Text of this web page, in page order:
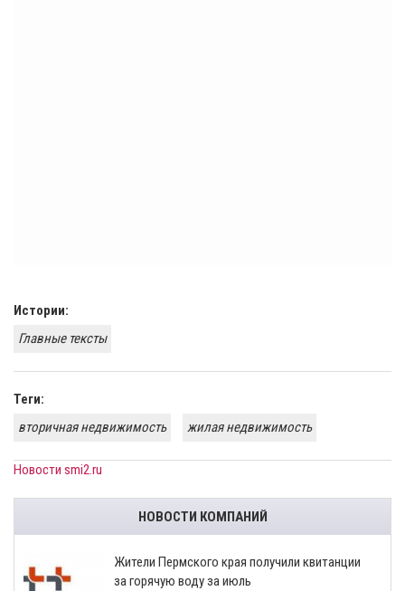
Истории:
Главные тексты
Теги:
вторичная недвижимость
жилая недвижимость
Новости smi2.ru
НОВОСТИ КОМПАНИЙ
​Жители Пермского края получили квитанции
за горячую воду за июль